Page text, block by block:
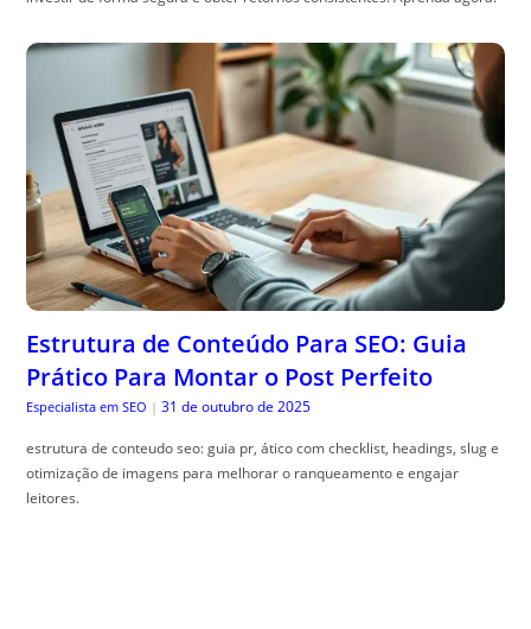
Estrutura de Conteúdo Para SEO: Guia
Prático Para Montar o Post Perfeito
Especialista em SEO | 31 de outubro de 2025
otimização de imagens para melhorar o ranqueamento e engajar
leitores.